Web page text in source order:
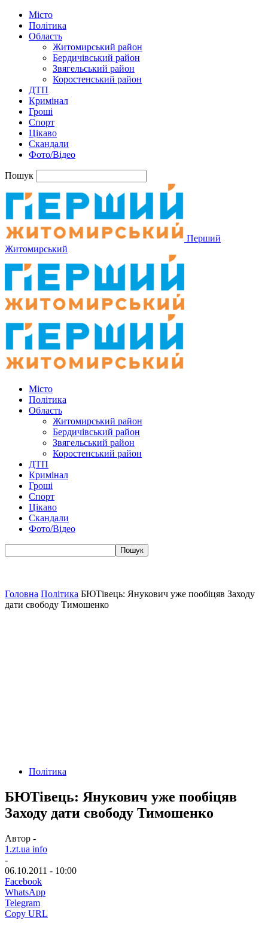
Місто
Політика
Область
Житомирський район
Бердичівський район
Звягельський район
Коростенський район
ДТП
Кримінал
Гроші
Спорт
Цікаво
Скандали
Фото/Відео
Пошук
Перший
Житомирський
Місто
Політика
Область
Житомирський район
Бердичівський район
Звягельський район
Коростенський район
ДТП
Кримінал
Гроші
Спорт
Цікаво
Скандали
Фото/Відео
Головна Політика БЮТівець: Янукович уже пообіцяв Заходу
дати свободу Тимошенко
Політика
БЮТівець: Янукович уже пообіцяв
Заходу дати свободу Тимошенко
Автор -
1.zt.ua info
-
06.10.2011 - 10:00
Facebook
WhatsApp
Telegram
Copy URL